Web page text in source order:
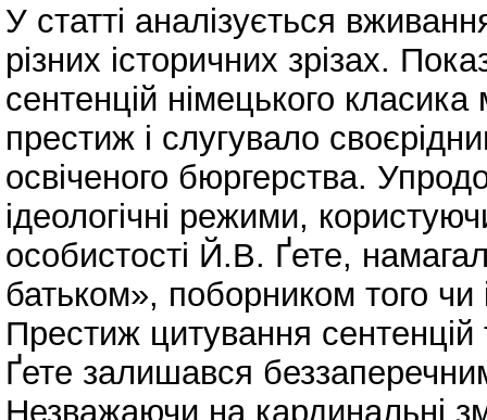
У статті аналізується
різних історичних зрізах.
сентенцій німецького
престиж і слугувало
освіченого бюргерства.
ідеологічні режими,
особистості Й.В. Ґете,
батьком», поборником того чи
Престиж цитування сентенцій
Ґете залишався
Незважаючи на кардинальні